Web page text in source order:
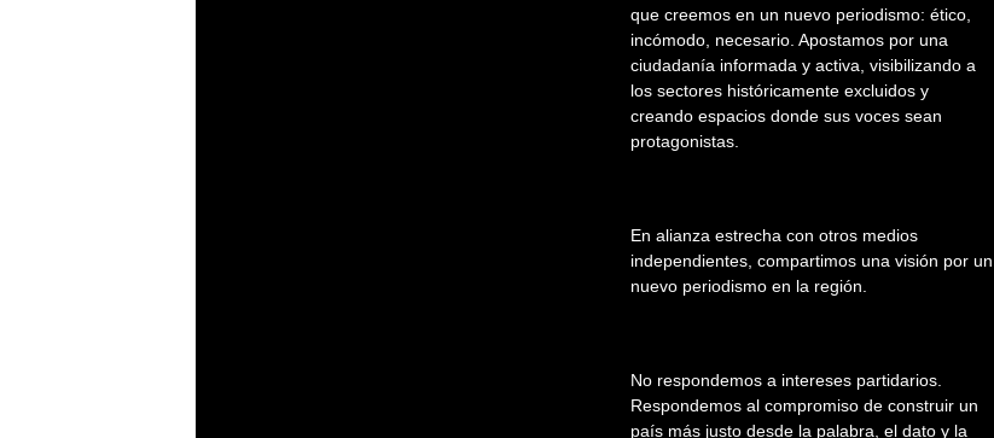
que creemos en un nuevo periodismo: ético,
incómodo, necesario. Apostamos por una
ciudadanía informada y activa, visibilizando a
los sectores históricamente excluidos y
creando espacios donde sus voces sean
protagonistas.
En alianza estrecha con otros medios
independientes, compartimos una visión por un
nuevo periodismo en la región.
No respondemos a intereses partidarios.
Respondemos al compromiso de construir un
país más justo desde la palabra, el dato y la